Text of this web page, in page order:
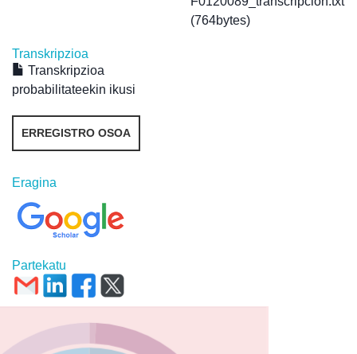
(764bytes)
Transkripzioa
Transkripzioa
probabilitateekin ikusi
ERREGISTRO OSOA
Eragina
Partekatu